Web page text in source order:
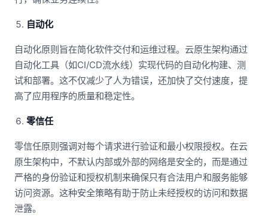
自动化
自动化原则旨在简化软件交付和运维过程。云原生架构通过
自动化工具（如CI/CD流水线）实现代码的自动化构建、测
试和部署。这不仅减少了人为错误，还加快了交付速度，提
高了应用程序的质量和稳定性。
零信任
零信任原则强调对每个请求进行验证和最小权限授权。在云
原生架构中，不默认内部或外部的网络是安全的，而是通过
严格的身份验证和授权机制来确保只有合法用户和服务能够
访问资源。这种安全策略有助于防止未经授权的访问和数据
泄露。